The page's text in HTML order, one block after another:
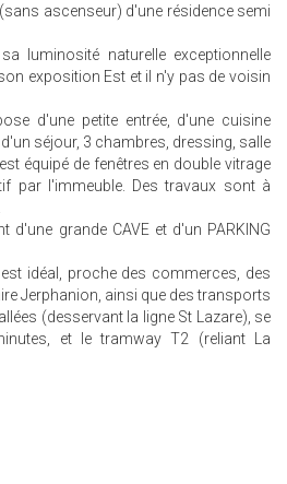
ascenseur) d'une résidence semi
luminosité naturelle exceptionnelle
exposition Est et il n'y pas de voisin
d'une petite entrée, d'une cuisine
séjour, 3 chambres, dressing, salle
équipé de fenêtres en double vitrage
par l'immeuble. Des travaux sont à
d'une grande CAVE et d'un PARKING
idéal, proche des commerces, des
Jerphanion, ainsi que des transports
(desservant la ligne St Lazare), se
et le tramway T2 (reliant La